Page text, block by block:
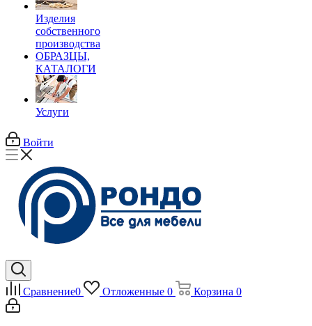
Изделия
собственного
производства
ОБРАЗЦЫ,
КАТАЛОГИ
Услуги
Войти
Сравнение0 Отложенные 0 Корзина 0